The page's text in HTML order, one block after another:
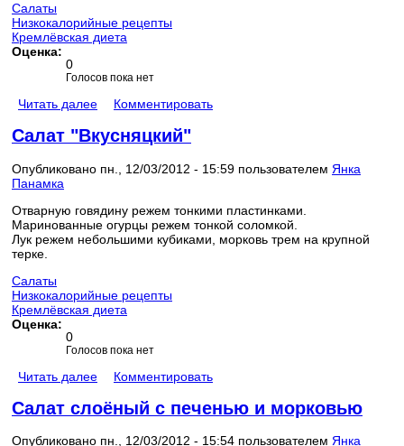
Салаты
Низкокалорийные рецепты
Кремлёвская диета
Оценка:
0
Голосов пока нет
Читать далее Комментировать
Салат "Вкусняцкий"
Опубликовано пн., 12/03/2012 - 15:59 пользователем Янка
Панамка
Отварную говядину режем тонкими пластинками.
Маринованные огурцы режем тонкой соломкой.
Лук режем небольшими кубиками, морковь трем на крупной
терке.
Салаты
Низкокалорийные рецепты
Кремлёвская диета
Оценка:
0
Голосов пока нет
Читать далее Комментировать
Салат слоёный с печенью и морковью
Опубликовано пн., 12/03/2012 - 15:54 пользователем Янка